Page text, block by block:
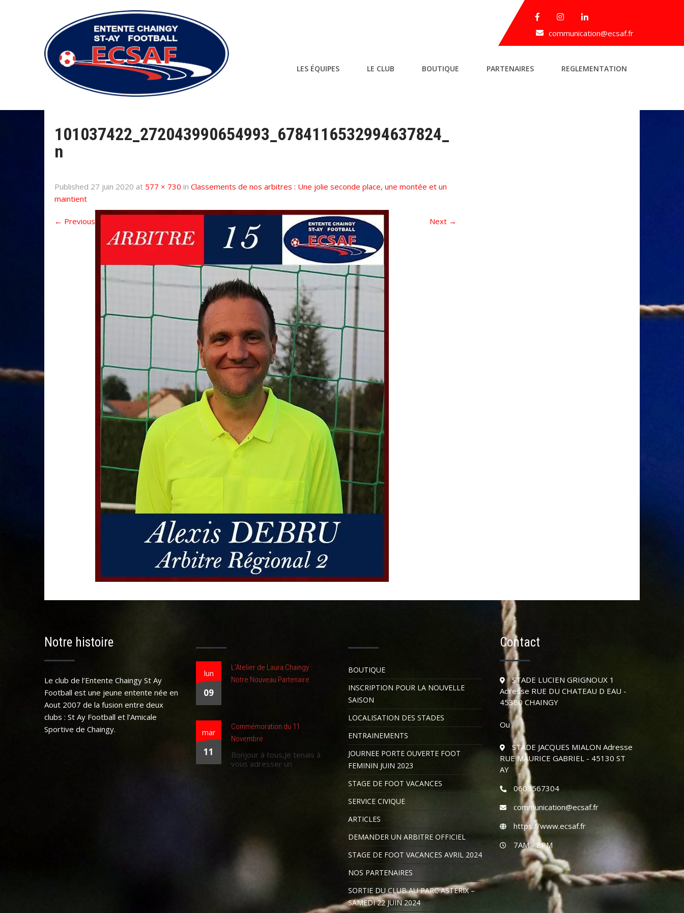
communication@ecsaf.fr
LES ÉQUIPES LE CLUB BOUTIQUE PARTENAIRES REGLEMENTATION
101037422_272043990654993_6784116532994637824_
n
Published 27 juin 2020 at 577 × 730 in Classements de nos arbitres : Une jolie seconde place, une montée et un
maintient
← Previous Next →
Notre histoire
Le club de l’Entente Chaingy St Ay
Football est une jeune entente née en
Aout 2007 de la fusion entre deux
clubs : St Ay Football et l’Amicale
Sportive de Chaingy.
lun
09
L’Atelier de Laura Chaingy :
Notre Nouveau Partenaire
mar
11
Commémoration du 11
Novembre
Bonjour à tous,Je tenais à
vous adresser un
BOUTIQUE
INSCRIPTION POUR LA NOUVELLE
SAISON
LOCALISATION DES STADES
ENTRAINEMENTS
JOURNEE PORTE OUVERTE FOOT
FEMININ JUIN 2023
STAGE DE FOOT VACANCES
SERVICE CIVIQUE
ARTICLES
DEMANDER UN ARBITRE OFFICIEL
STAGE DE FOOT VACANCES AVRIL 2024
NOS PARTENAIRES
SORTIE DU CLUB AU PARC ASTERIX –
SAMEDI 22 JUIN 2024
Contact
STADE LUCIEN GRIGNOUX 1
Adresse RUE DU CHATEAU D EAU -
45380 CHAINGY
Ou
STADE JACQUES MIALON Adresse
RUE MAURICE GABRIEL - 45130 ST
AY
0603567304
communication@ecsaf.fr
https://www.ecsaf.fr
7AM - 8PM